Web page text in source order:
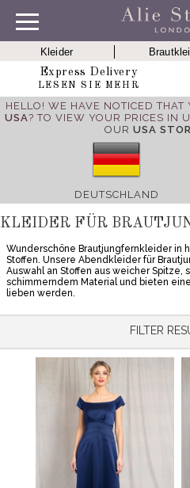
Kleider
Express Delivery
LESEN SIE MEHR
HELLO! WE HAVE NOTICED
USA? TO VIEW YOUR PRICES IN
OUR USA
DEUTSCHLAND
KLEIDER FÜR
Wunderschöne Brautjungfernkleider in
Stoffen. Unsere Abendkleider für
Auswahl an Stoffen aus weicher Spitze,
schimmerndem Material und bieten
lieben werden.
FILTER